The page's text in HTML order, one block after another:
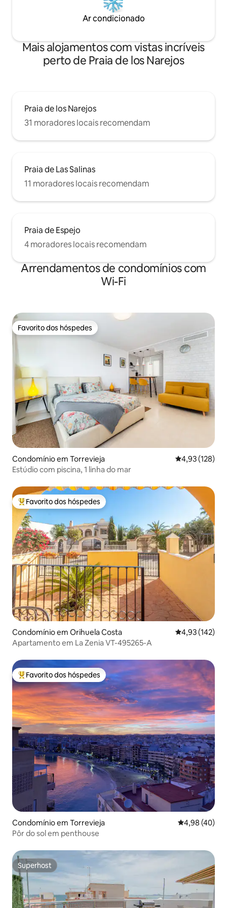
Ar condicionado
Mais alojamentos com vistas incríveis
perto de Praia de los Narejos
Praia de los Narejos
31 moradores locais recomendam
Praia de Las Salinas
11 moradores locais recomendam
Praia de Espejo
4 moradores locais recomendam
Arrendamentos de condomínios com
Wi-Fi
Favorito dos hóspedes
Favorito dos hóspedes
Condomínio em Torrevieja Classificação
4,93 (128)
Estúdio com piscina, 1 linha do mar
Favoritos dos hóspedes mais apreciados
Favorito dos hóspedes
Condomínio em Orihuela Costa Classificação
4,93 (142)
Apartamento em La Zenia VT-495265-A
Favoritos dos hóspedes mais apreciados
Favorito dos hóspedes
Condomínio em Torrevieja Classificação
4,98 (40)
Pôr do sol em penthouse
Superhost
Superhost